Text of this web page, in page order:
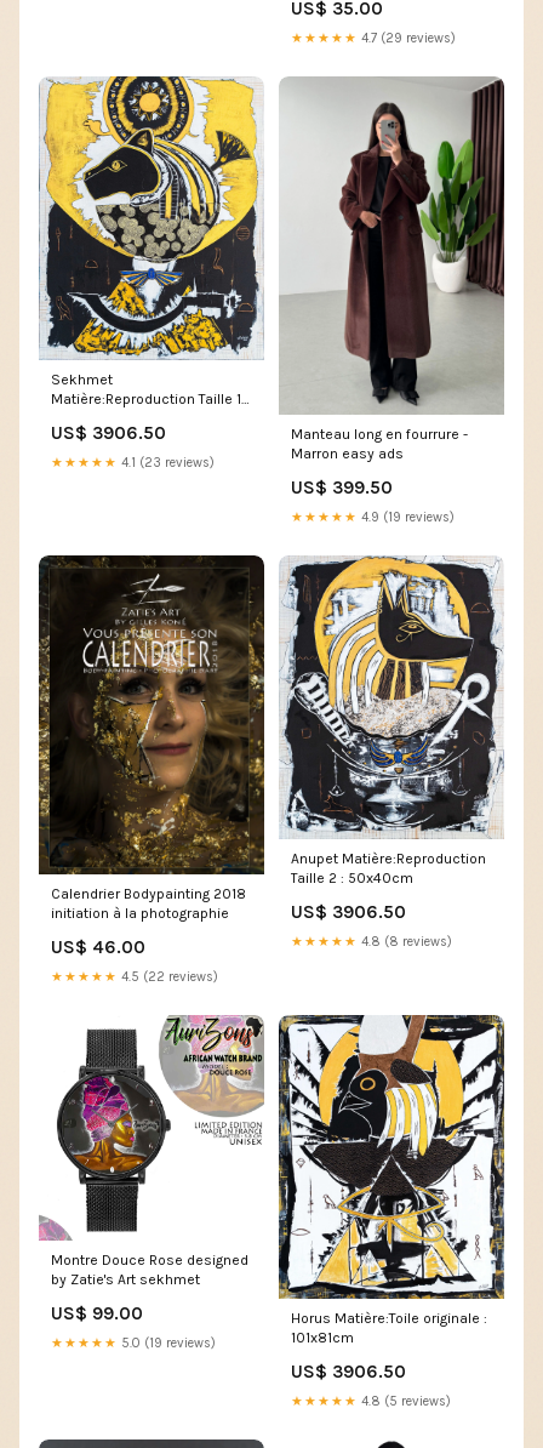
US$ 35.00
★★★★★ 4.7 (29 reviews)
Sekhmet
Matière:Reproduction Taille 1 :
US$ 3906.50
★★★★★ 4.1 (23 reviews)
Manteau long en fourrure -
Marron easy ads
US$ 399.50
★★★★★ 4.9 (19 reviews)
Calendrier Bodypainting 2018
initiation à la photographie
US$ 46.00
★★★★★ 4.5 (22 reviews)
Anupet Matière:Reproduction
Taille 2 : 50x40cm
US$ 3906.50
★★★★★ 4.8 (8 reviews)
Montre Douce Rose designed
by Zatie's Art sekhmet
US$ 99.00
★★★★★ 5.0 (19 reviews)
Horus Matière:Toile originale :
101x81cm
US$ 3906.50
★★★★★ 4.8 (5 reviews)